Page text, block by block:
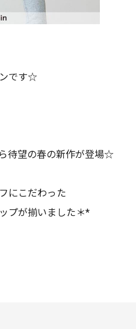
です☆
待望の春の新作が登場☆
にこだわった
プが揃いました ＊*